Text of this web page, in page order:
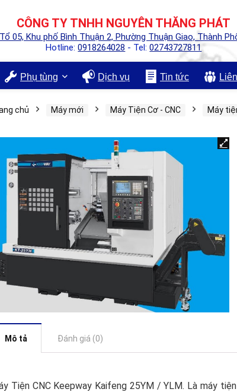
CÔNG TY TNHH NGUYÊN THĂNG PHÁT
05, Khu phố Bình Thuận 2, Phường Thuận Giao, Thành
Hotline:0918264028 - Tel:02743727811
Phụ tùng Dịch vụ Tin tức
chủ Máy mới Máy Tiện Cơ - CNC Máy
Mô tả Đánh giá (0)
Tiện CNC Keepway Kaifeng 25YM / YLM. Là máy